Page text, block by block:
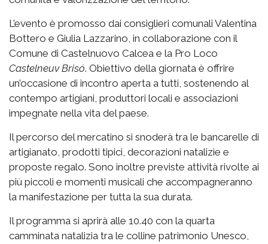
L’evento è promosso dai consiglieri comunali Valentina
Bottero e Giulia Lazzarino, in collaborazione con il
Comune di Castelnuovo Calcea e la Pro Loco
Castelneuv Brisó. Obiettivo della giornata è offrire
un’occasione di incontro aperta a tutti, sostenendo al
contempo artigiani, produttori locali e associazioni
impegnate nella vita del paese.
Il percorso del mercatino si snoderà tra le bancarelle di
artigianato, prodotti tipici, decorazioni natalizie e
proposte regalo. Sono inoltre previste attività rivolte ai
più piccoli e momenti musicali che accompagneranno
la manifestazione per tutta la sua durata.
Il programma si aprirà alle 10.40 con la quarta
camminata natalizia tra le colline patrimonio Unesco,